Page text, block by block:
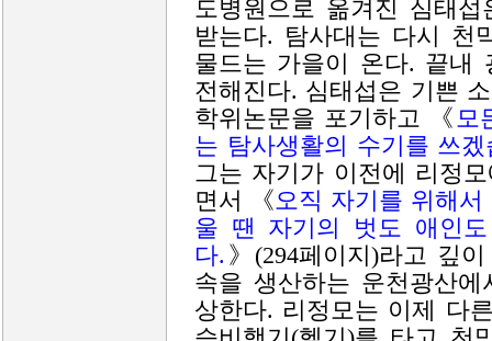
도병원으로 옮겨진 심태
받는다. 탐사대는 다시 천
물드는 가을이 온다. 끝내
전해진다. 심태섭은 기쁜
학위논문을 포기하고 《모
는 탐사생활의 수기를 쓰겠
그는 자기가 이전에 리정
면서 《오직 자기를 위해
울 땐 자기의 벗도 애인
다. 》(294페이지)라고 깊
속을 생산하는 운천광산
상한다. 리정모는 이제 다